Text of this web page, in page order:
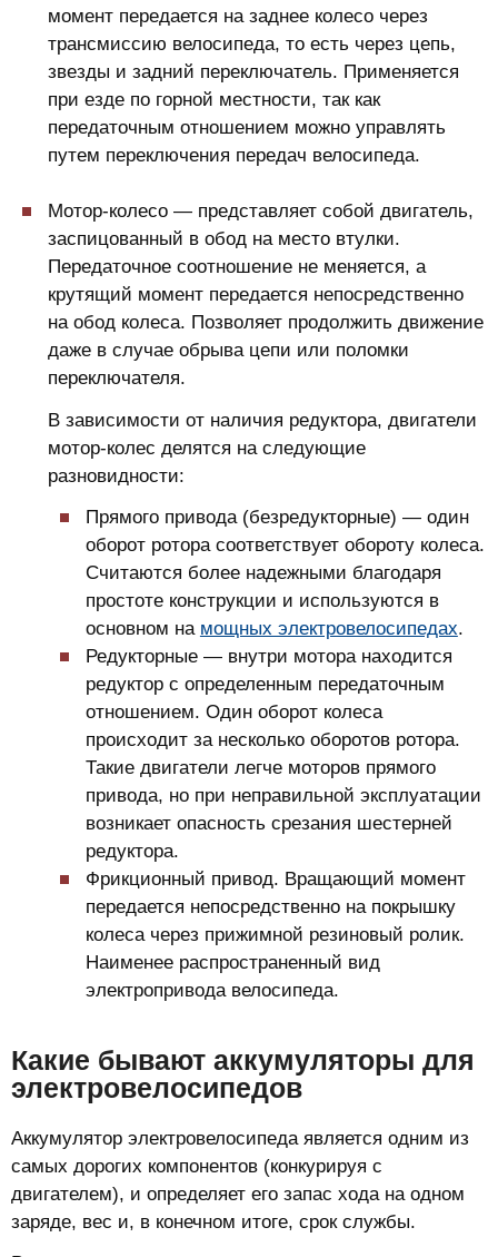
момент передается на заднее колесо через
трансмиссию велосипеда, то есть через цепь,
звезды и задний переключатель. Применяется
при езде по горной местности, так как
передаточным отношением можно управлять
путем переключения передач велосипеда.
Мотор-колесо — представляет собой двигатель,
заспицованный в обод на место втулки.
Передаточное соотношение не меняется, а
крутящий момент передается непосредственно
на обод колеса. Позволяет продолжить движение
даже в случае обрыва цепи или поломки
переключателя.
В зависимости от наличия редуктора, двигатели
мотор-колес делятся на следующие
разновидности:
Прямого привода (безредукторные) — один
оборот ротора соответствует обороту колеса.
Считаются более надежными благодаря
простоте конструкции и используются в
основном на мощных электровелосипедах.
Редукторные — внутри мотора находится
редуктор с определенным передаточным
отношением. Один оборот колеса
происходит за несколько оборотов ротора.
Такие двигатели легче моторов прямого
привода, но при неправильной эксплуатации
возникает опасность срезания шестерней
редуктора.
Фрикционный привод. Вращающий момент
передается непосредственно на покрышку
колеса через прижимной резиновый ролик.
Наименее распространенный вид
электропривода велосипеда.
Какие бывают аккумуляторы для
электровелосипедов
Аккумулятор электровелосипеда является одним из
самых дорогих компонентов (конкурируя с
двигателем), и определяет его запас хода на одном
заряде, вес и, в конечном итоге, срок службы.